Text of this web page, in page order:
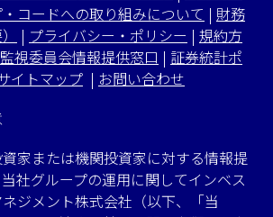
コードへの取り組みについて | 財務
| プライバシー・ポリシー | 規約方
視委員会情報提供窓口 | 証券統計ポ
イトマップ | お問い合わせ
家または機関投資家に対する情報提
社グループの運用に関してインベス
ジメント株式会社（以下、「当